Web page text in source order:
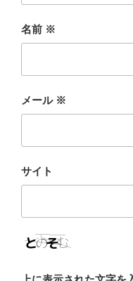
名前 ※
メール ※
サイト